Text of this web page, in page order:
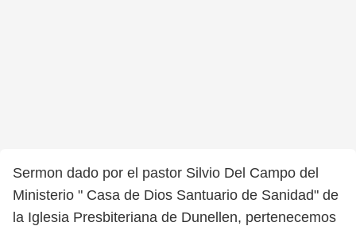
Sermon dado por el pastor Silvio Del Campo del
Ministerio " Casa de Dios Santuario de Sanidad" de
la Iglesia Presbiteriana de Dunellen, pertenecemos